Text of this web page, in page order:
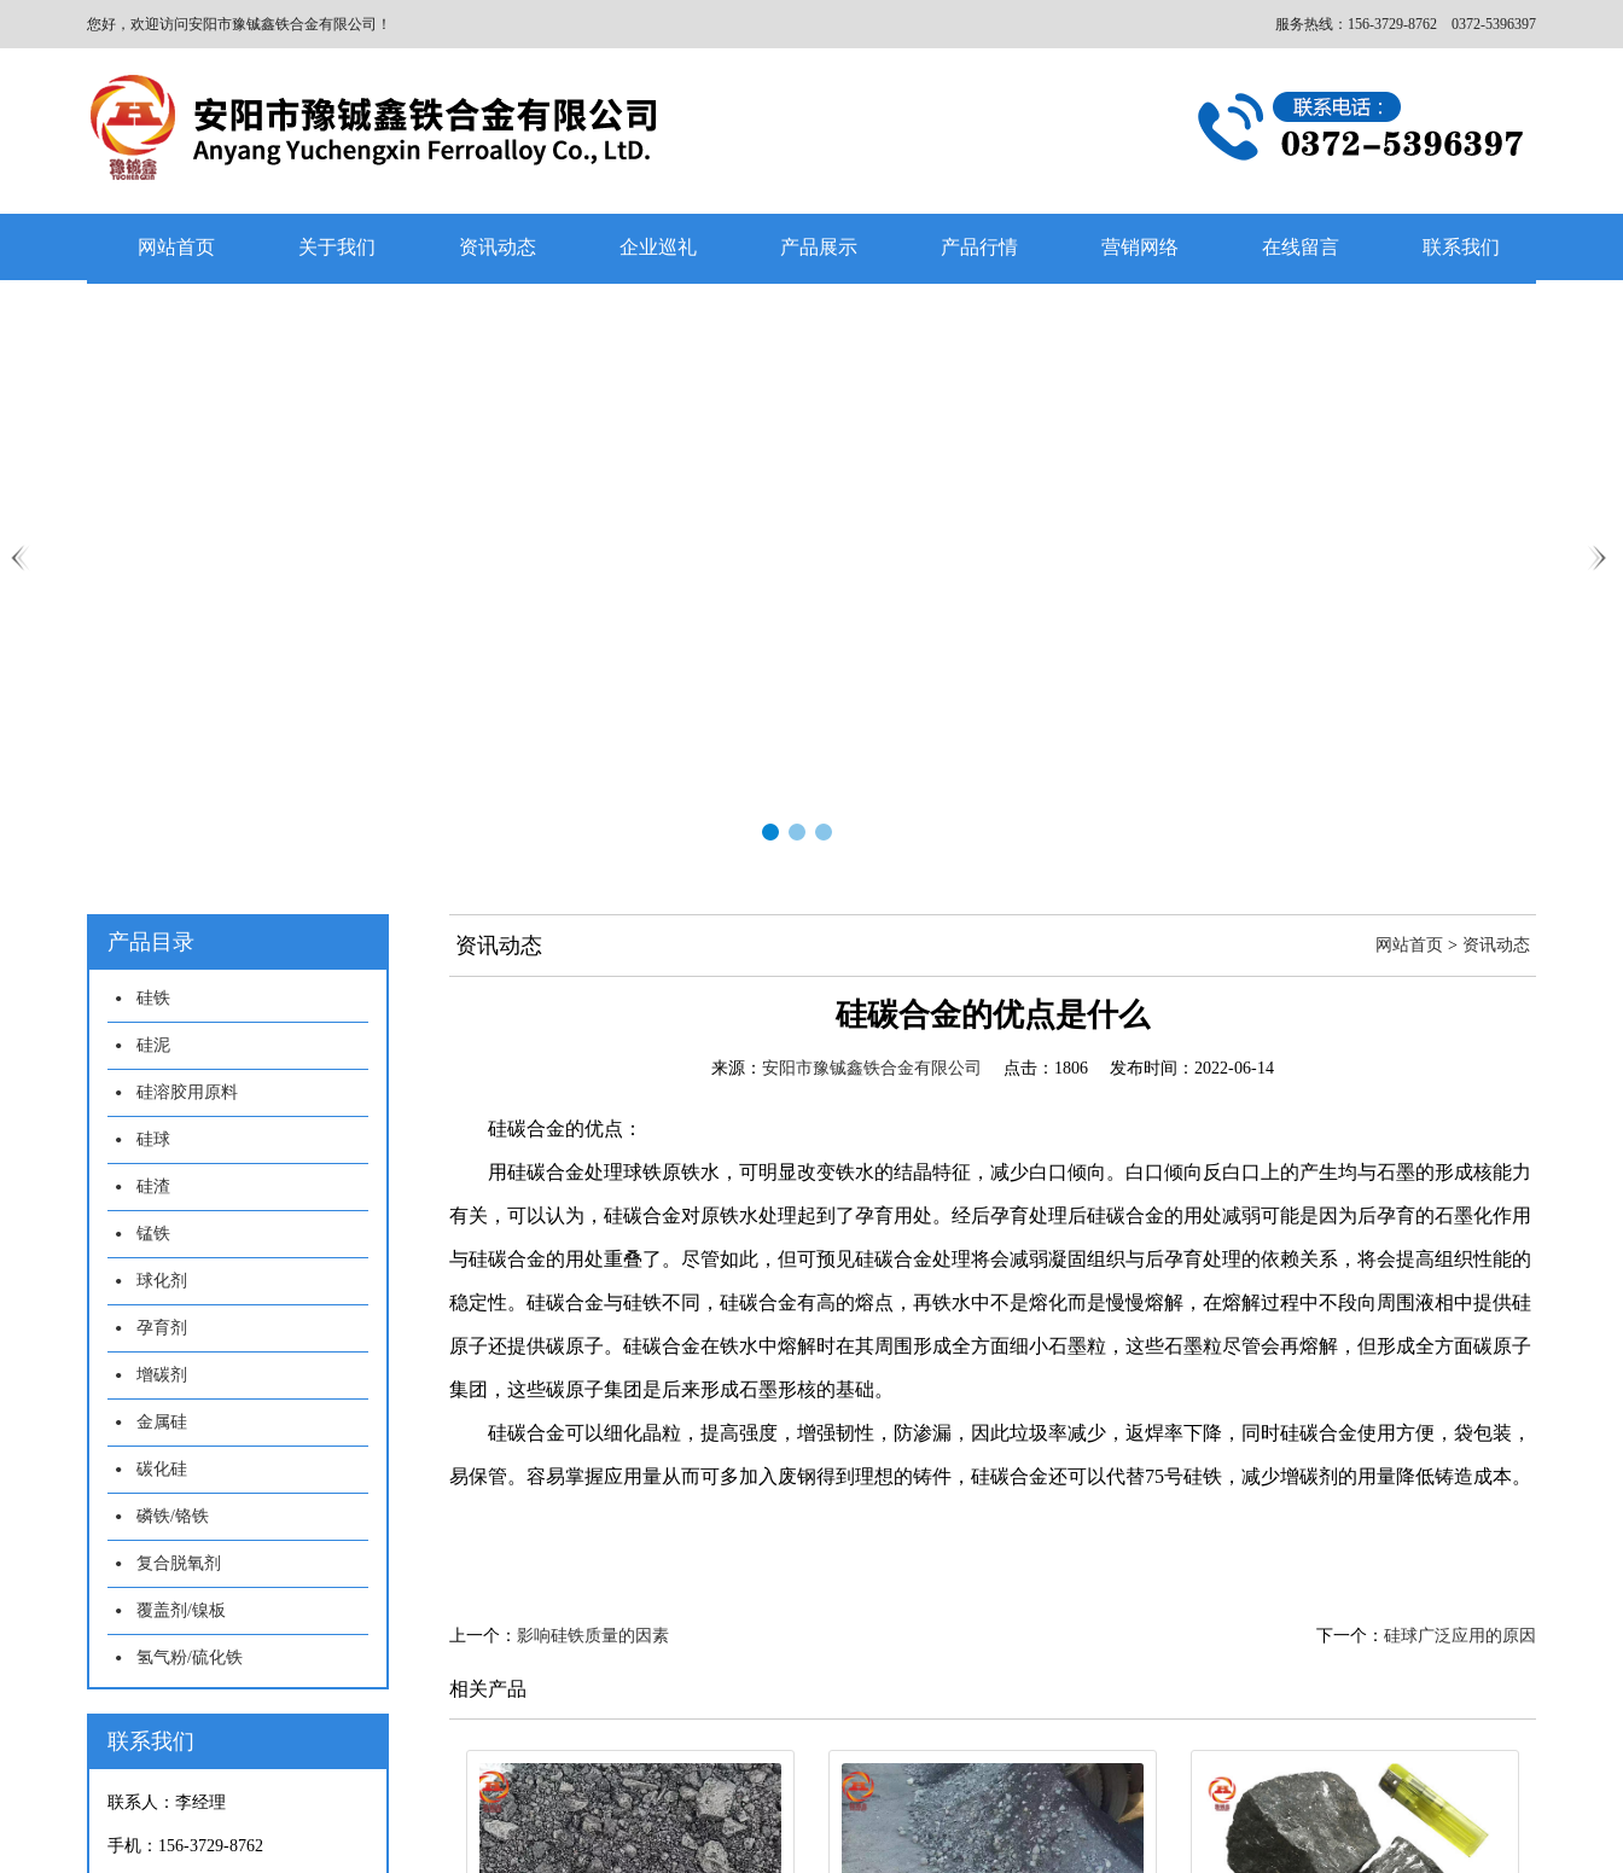
您好，欢迎访问安阳市豫铖鑫铁合金有限公司！ 服务热线：156-3729-8762 0372-5396397
网站首页 关于我们 资讯动态 企业巡礼 产品展示 产品行情 营销网络 在线留言 联系我们
产品目录
硅铁
硅泥
硅溶胶用原料
硅球
硅渣
锰铁
球化剂
孕育剂
增碳剂
金属硅
碳化硅
磷铁/铬铁
复合脱氧剂
覆盖剂/镍板
氢气粉/硫化铁
联系我们
联系人：李经理
手机：156-3729-8762
资讯动态 网站首页 > 资讯动态
硅碳合金的优点是什么
来源： 安阳市豫铖鑫铁合金有限公司 点击：1806 发布时间：2022-06-14
硅碳合金的优点：
用硅碳合金处理球铁原铁水，可明显改变铁水的结晶特征，减少白口倾向。白口倾向反白口上的产生均与石墨的形成核能力
有关，可以认为，硅碳合金对原铁水处理起到了孕育用处。经后孕育处理后硅碳合金的用处减弱可能是因为后孕育的石墨化作用
与硅碳合金的用处重叠了。尽管如此，但可预见硅碳合金处理将会减弱凝固组织与后孕育处理的依赖关系，将会提高组织性能的
稳定性。硅碳合金与硅铁不同，硅碳合金有高的熔点，再铁水中不是熔化而是慢慢熔解，在熔解过程中不段向周围液相中提供硅
原子还提供碳原子。硅碳合金在铁水中熔解时在其周围形成全方面细小石墨粒，这些石墨粒尽管会再熔解，但形成全方面碳原子
集团，这些碳原子集团是后来形成石墨形核的基础。
硅碳合金可以细化晶粒，提高强度，增强韧性，防渗漏，因此垃圾率减少，返焊率下降，同时硅碳合金使用方便，袋包装，
易保管。容易掌握应用量从而可多加入废钢得到理想的铸件，硅碳合金还可以代替75号硅铁，减少增碳剂的用量降低铸造成本。
上一个： 影响硅铁质量的因素 下一个： 硅球广泛应用的原因
相关产品